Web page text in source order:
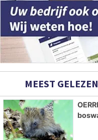
MEEST GELEZEN